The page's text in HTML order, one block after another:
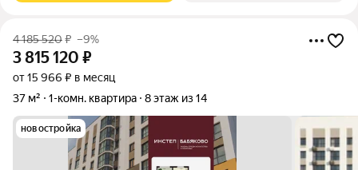
4 185 520₽ –9%
3 815 120 ₽
от 15 966 ₽ в месяц
37 м²
1-комн. квартира 8 этаж из 14
новостройка